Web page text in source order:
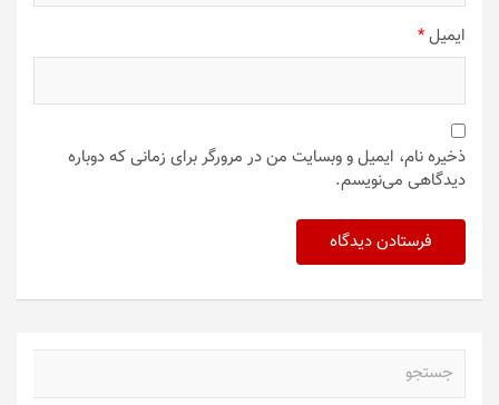
ایمیل*
ذخیره نام، ایمیل و وبسایت من در مرورگر برای زمانی که دوباره
دیدگاهی می‌نویسم.